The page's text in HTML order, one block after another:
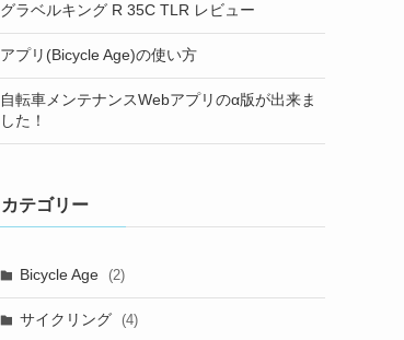
グラベルキング R 35C TLR レビュー
アプリ(Bicycle Age)の使い方
自転車メンテナンスWebアプリのα版が出来ま
した！
カテゴリー
Bicycle Age (2)
サイクリング (4)